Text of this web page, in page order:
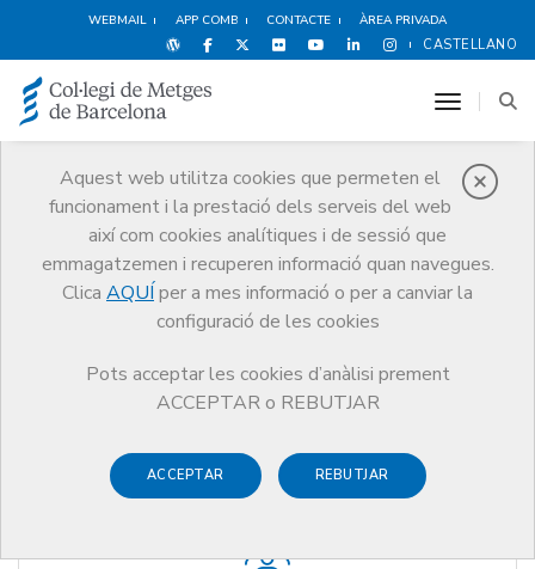
WEBMAIL APP COMB CONTACTE ÀREA PRIVADA
CASTELLANO
Aquest web utilitza cookies que permeten el
funcionament i la prestació dels serveis del web
així com cookies analítiques i de sessió que
emmagatzemen i recuperen informació quan navegues.
Clica AQUÍ per a mes informació o per a canviar la
configuració de les cookies
Pots acceptar les cookies d’anàlisi prement
ACCEPTAR o REBUTJAR
ACCEPTAR REBUTJAR
toggle
Societats
Professionals
Tràmits Societats Professionals Presentació
professionals: